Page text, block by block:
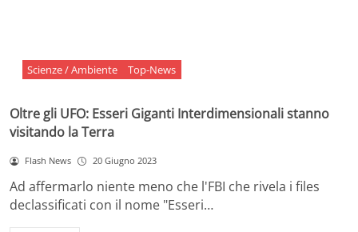
Scienze / Ambiente Top-News
Oltre gli UFO: Esseri Giganti Interdimensionali stanno
visitando la Terra
Flash News 20 Giugno 2023
Ad affermarlo niente meno che l'FBI che rivela i files
declassificati con il nome "Esseri…